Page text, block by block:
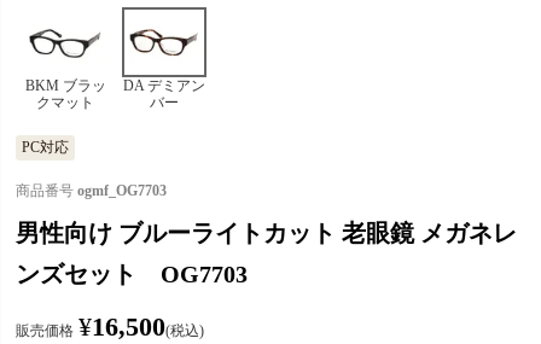
BKM ブラッ
クマット
DA デミアン
バー
PC対応
商品番号 ogmf_OG7703
男性向け ブルーライトカット 老眼鏡 メガネレ
ンズセット OG7703
販売価格 ¥16,500 税込